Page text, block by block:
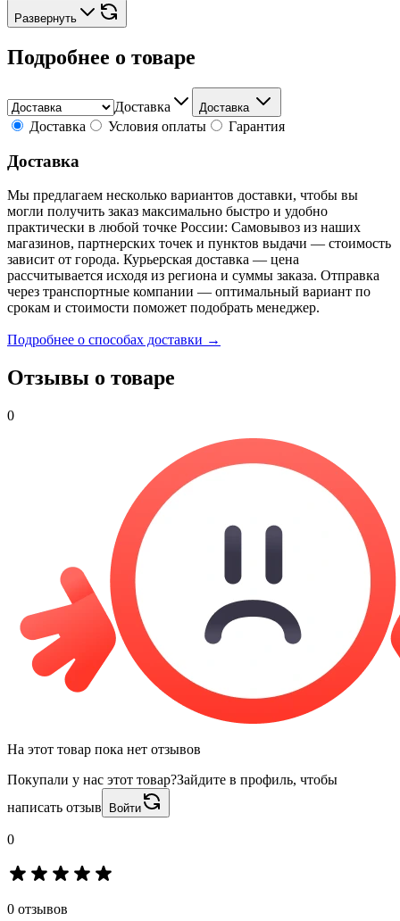
Развернуть
Подробнее о товаре
Доставка Доставка
Доставка Условия оплаты Гарантия
Доставка
Мы предлагаем несколько вариантов доставки, чтобы вы
могли получить заказ максимально быстро и удобно
практически в любой точке России: Самовывоз из наших
магазинов, партнерских точек и пунктов выдачи — стоимость
зависит от города. Курьерская доставка — цена
рассчитывается исходя из региона и суммы заказа. Отправка
через транспортные компании — оптимальный вариант по
срокам и стоимости поможет подобрать менеджер.
Подробнее о способах доставки →
Отзывы о товаре
0
На этот товар пока нет отзывов
Покупали у нас этот товар?Зайдите в профиль, чтобы
написать отзыв
Войти
0
0 отзывов